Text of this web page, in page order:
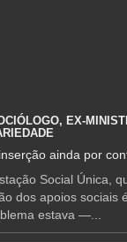
EX-
ainda por
Social Única,
dos apoios sociais
estava —...